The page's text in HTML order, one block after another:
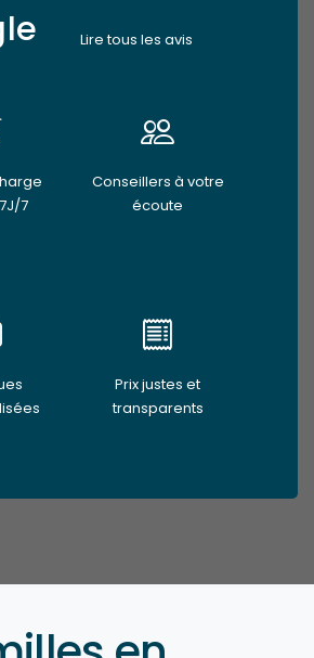
Lire tous les avis
7
Conseillers à votre
écoute
Prix justes et
transparents